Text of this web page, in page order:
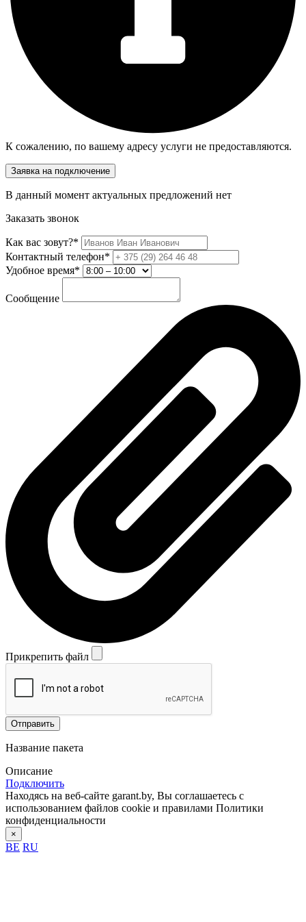
К сожалению, по вашему адресу услуги не предоставляются.
Заявка на подключение
В данный момент актуальных предложений нет
Заказать звонок
Как вас зовут?*
Контактный телефон*
Удобное время*
Сообщение
Прикрепить файл
Отправить
Название пакета
Описание
Подключить
Находясь на веб-сайте garant.by, Вы соглашаетесь с
использованием файлов cookie и правилами Политики
конфиденциальности
×
BE RU